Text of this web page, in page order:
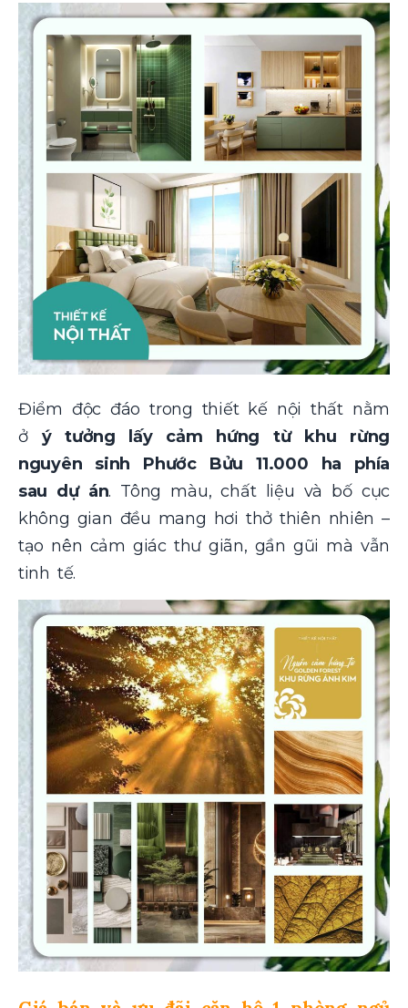
Điểm độc đáo trong thiết kế nội thất nằm
ở ý tưởng lấy cảm hứng từ khu rừng
nguyên sinh Phước Bửu 11.000 ha phía
sau dự án. Tông màu, chất liệu và bố cục
không gian đều mang hơi thở thiên nhiên –
tạo nên cảm giác thư giãn, gần gũi mà vẫn
tinh tế.